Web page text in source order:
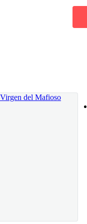
ese tipo de chico
historia. Formaba
y no tenía otras metas.
mi merced.
en el centro comercial, y ella
comprar ropa, pues
y la observé. Tan